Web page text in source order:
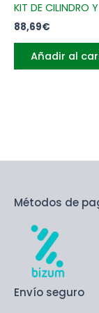
KIT DE CILINDRO
88,69€
Añadir al
Métodos de
Envío seguro